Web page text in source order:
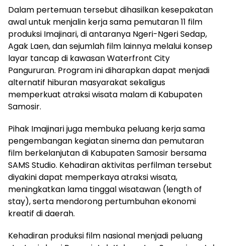
Dalam pertemuan tersebut dihasilkan kesepakatan
awal untuk menjalin kerja sama pemutaran 11 film
produksi Imajinari, di antaranya Ngeri-Ngeri Sedap,
Agak Laen, dan sejumlah film lainnya melalui konsep
layar tancap di kawasan Waterfront City
Pangururan. Program ini diharapkan dapat menjadi
alternatif hiburan masyarakat sekaligus
memperkuat atraksi wisata malam di Kabupaten
Samosir.
Pihak Imajinari juga membuka peluang kerja sama
pengembangan kegiatan sinema dan pemutaran
film berkelanjutan di Kabupaten Samosir bersama
SAMS Studio. Kehadiran aktivitas perfilman tersebut
diyakini dapat memperkaya atraksi wisata,
meningkatkan lama tinggal wisatawan (length of
stay), serta mendorong pertumbuhan ekonomi
kreatif di daerah.
Kehadiran produksi film nasional menjadi peluang